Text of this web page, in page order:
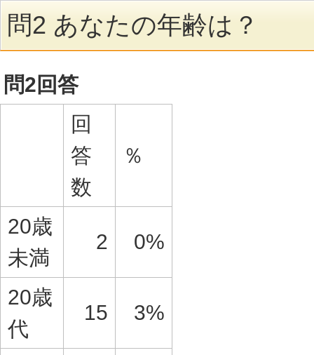
問2 あなたの年齢は？
問2回答
回
答
数
％
20歳
未満
2 0%
20歳
代
15 3%